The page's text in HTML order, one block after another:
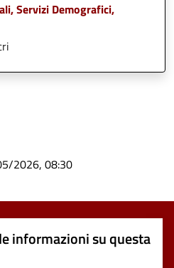
Servizi Demografici,
2026, 08:30
informazioni su questa